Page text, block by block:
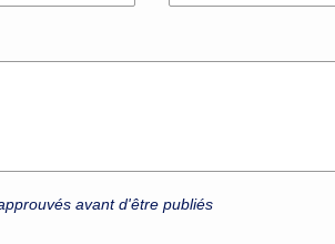
avant d'être publiés